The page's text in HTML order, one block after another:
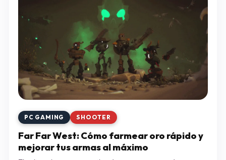
PC GAMING SHOOTER
Far Far West: Cómo farmear oro rápido y
mejorar tus armas al máximo